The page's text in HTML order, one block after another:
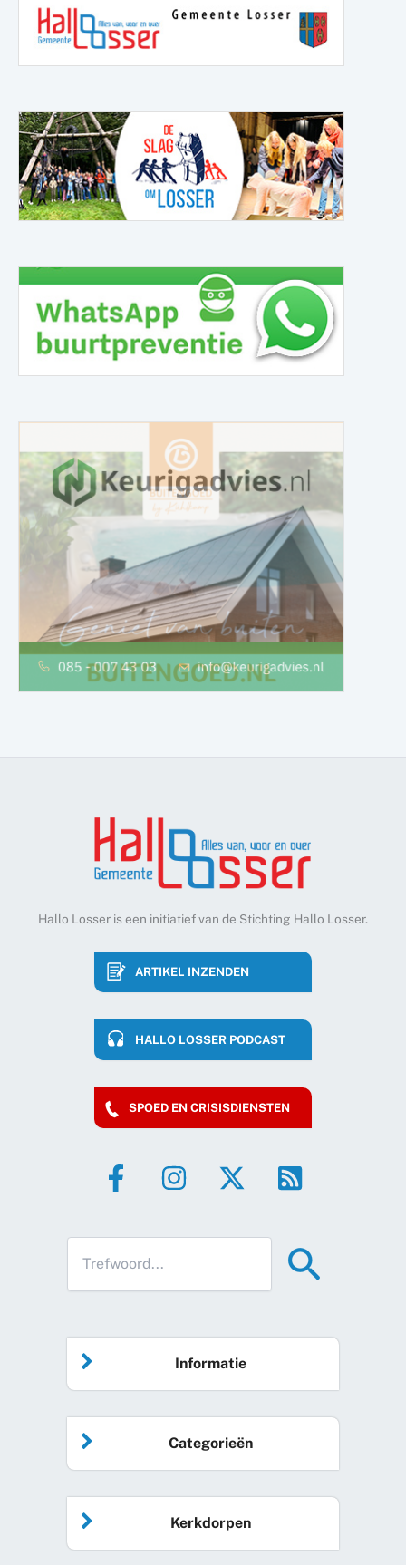
Hallo Losser is een initiatief van de Stichting Hallo Losser.
ARTIKEL INZENDEN
HALLO LOSSER PODCAST
SPOED EN CRISISDIENSTEN
Informatie
Home
Agenda
Categorieën
Algemeen nieuws
Kerkdorpen